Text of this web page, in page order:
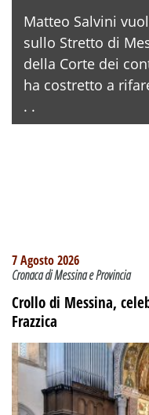
Matteo Salvini
sullo Stretto di
della Corte dei
ha costretto a
. .
7 Agosto 2026
Cronaca di Messina e Provincia
Crollo di Messina,
Frazzica